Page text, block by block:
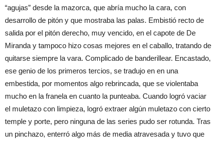
“agujas” desde la mazorca, que abría mucho la cara, con
desarrollo de pitón y que mostraba las palas. Embistió recto de
salida por el pitón derecho, muy vencido, en el capote de De
Miranda y tampoco hizo cosas mejores en el caballo, tratando de
quitarse siempre la vara. Complicado de banderillear. Encastado,
ese genio de los primeros tercios, se tradujo en en una
embestida, por momentos algo rebrincada, que se violentaba
mucho en la franela en cuanto la punteaba. Cuando logró vaciar
el muletazo con limpieza, logró extraer algún muletazo con cierto
temple y porte, pero ninguna de las series pudo ser rotunda. Tras
un pinchazo, enterró algo más de media atravesada y tuvo que